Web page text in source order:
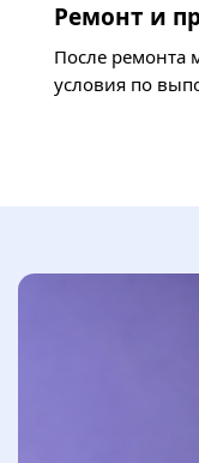
Ремонт и
После ремонта
условия по